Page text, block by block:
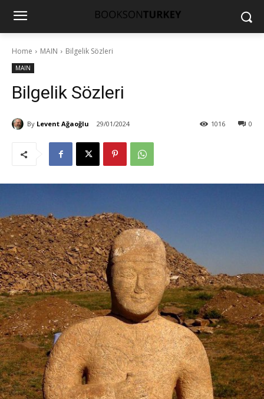
Home MAIN Bilgelik Sözleri
MAIN
Bilgelik Sözleri
By Levent Ağaoğlu 29/01/2024 0
1016